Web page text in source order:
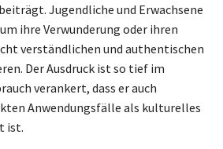
Jugendliche und Erwachsene
um ihre Verwunderung oder ihren
verständlichen und authentischen
Der Ausdruck ist so tief im
verankert, dass er auch
Anwendungsfälle als kulturelles
ist.